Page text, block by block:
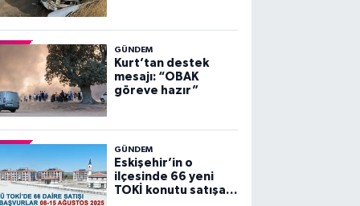
GÜNDEM
Kurt’tan destek
mesajı: “OBAK
göreve hazır”
GÜNDEM
Eskişehir’in o
ilçesinde 66 yeni
TOKİ konutu satışa